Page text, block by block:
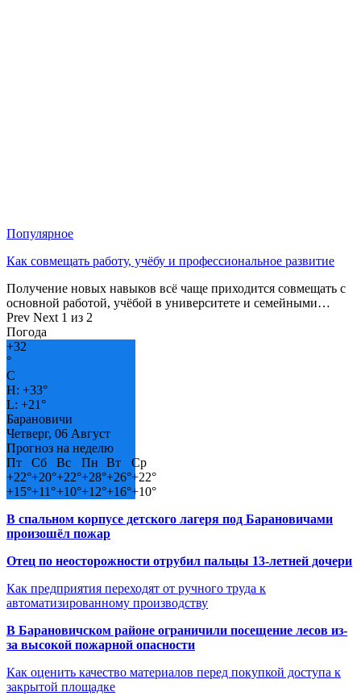
Популярное
Как совмещать работу, учёбу и профессиональное развитие
Получение новых навыков всё чаще приходится совмещать с
основной работой, учёбой в университете и семейными…
Prev Next 1 из 2
Погода
+32
°
C
H: +33°
L: +21°
Барановичи
Четверг, 06 Август
Прогноз на неделю
Пт
Сб Вс Пн Вт
Ср
+22°+20°+22°+28°+26°+22°
+15°+11°+10°+12°+16°+10°
В спальном корпусе детского лагеря под Барановичами
произошёл пожар
Отец по неосторожности отрубил пальцы 13-летней дочери
Как предприятия переходят от ручного труда к
автоматизированному производству
В Барановичском районе ограничили посещение лесов из-
за высокой пожарной опасности
Как оценить качество материалов перед покупкой доступа к
закрытой площадке